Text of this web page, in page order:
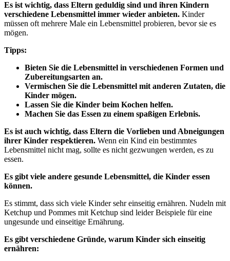
Es ist wichtig, dass Eltern geduldig sind und ihren Kindern
verschiedene Lebensmittel immer wieder anbieten. Kinder
müssen oft mehrere Male ein Lebensmittel probieren, bevor sie es
mögen.
Tipps:
Bieten Sie die Lebensmittel in verschiedenen Formen und
Zubereitungsarten an.
Vermischen Sie die Lebensmittel mit anderen Zutaten, die
Kinder mögen.
Lassen Sie die Kinder beim Kochen helfen.
Machen Sie das Essen zu einem spaßigen Erlebnis.
Es ist auch wichtig, dass Eltern die Vorlieben und Abneigungen
ihrer Kinder respektieren. Wenn ein Kind ein bestimmtes
Lebensmittel nicht mag, sollte es nicht gezwungen werden, es zu
essen.
Es gibt viele andere gesunde Lebensmittel, die Kinder essen
können.
Es stimmt, dass sich viele Kinder sehr einseitig ernähren. Nudeln mit
Ketchup und Pommes mit Ketchup sind leider Beispiele für eine
ungesunde und einseitige Ernährung.
Es gibt verschiedene Gründe, warum Kinder sich einseitig
ernähren: